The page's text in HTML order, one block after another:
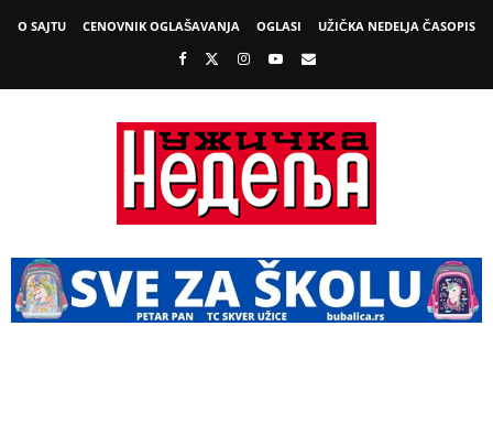
O SAJTU CENOVNIK OGLAŠAVANJA OGLASI UŽIČKA NEDELJA ČASOPIS